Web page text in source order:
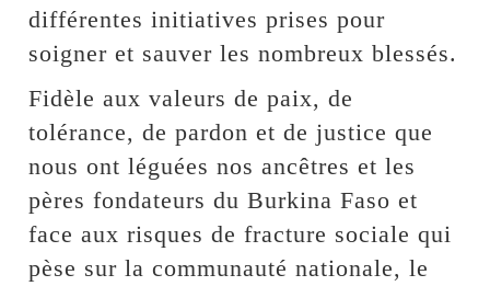
différentes initiatives prises pour
soigner et sauver les nombreux blessés.
Fidèle aux valeurs de paix, de
tolérance, de pardon et de justice que
nous ont léguées nos ancêtres et les
pères fondateurs du Burkina Faso et
face aux risques de fracture sociale qui
pèse sur la communauté nationale, le